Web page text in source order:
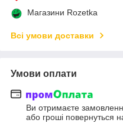
Магазини Rozetka
Всі умови доставки
Умови оплати
Ви отримаєте
або гроші повернуться